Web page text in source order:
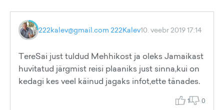
222kalev@gmail.com 222Kalev10. veebr 2019 17:14
TereSai just tuldud Mehhikost ja oleks Jamaikast
huvitatud järgmist reisi plaaniks just sinna,kui on
kedagi kes veel käinud jagaks infot,ette tänades.
1 0